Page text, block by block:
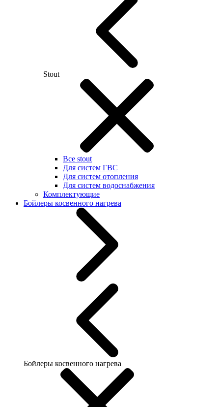
Stout
Все stout
Для систем ГВС
Для систем отопления
Для систем водоснабжения
Комплектующие
Бойлеры косвенного нагрева
Бойлеры косвенного нагрева